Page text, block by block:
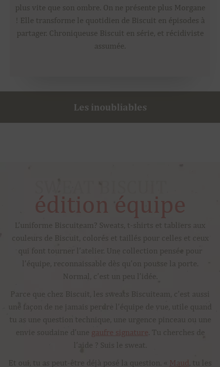
Les inoubliables
plus vite que son ombre. On ne présente plus Morgane
! Elle transforme le quotidien de Biscuit en épisodes à
partager. Chroniqueuse Biscuit en série, et récidiviste
assumée.
édition équipe
L’uniforme Biscuiteam? Sweats, t-shirts et tabliers aux
couleurs de Biscuit, colorés et taillés pour celles et ceux
qui font tourner l’atelier. Une collection pensée pour
l’équipe, reconnaissable dès qu’on pousse la porte.
Normal, c’est un peu l’idée.
Parce que chez Biscuit, les sweats Biscuiteam, c’est aussi
une façon de ne jamais perdre l’équipe de vue, utile quand
tu as une question technique, une urgence pinceau ou une
envie soudaine d’une gaufre signature. Tu cherches de
l’aide ? Suis le sweat.
Et oui, tu as peut-être déjà posé la question. « Maud